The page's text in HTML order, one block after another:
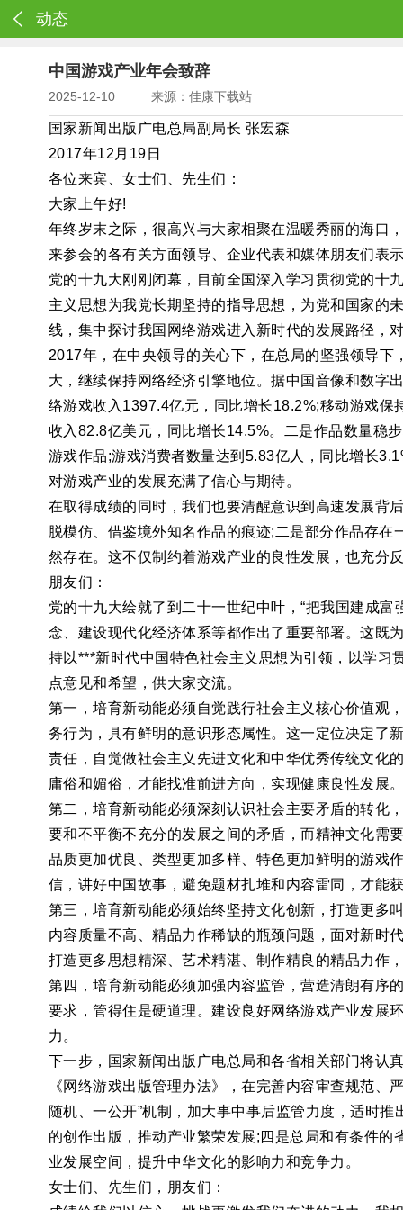
动态
中国游戏产业年会致辞
2025-12-10 来源：佳康下载站
国家新闻出版广电总局副局长 张宏森
2017年12月19日
各位来宾、女士们、先生们：
大家上午好!
年终岁末之际，很高兴与大家相聚在温暖秀丽的海口
来参会的各有关方面领导、企业代表和媒体朋友们表
党的十九大刚刚闭幕，目前全国深入学习贯彻党的十
主义思想为我党长期坚持的指导思想，为党和国家的
线，集中探讨我国网络游戏进入新时代的发展路径，
2017年，在中央领导的关心下，在总局的坚强领导
大，继续保持网络经济引擎地位。据中国音像和数字
络游戏收入1397.4亿元，同比增长18.2%;移动游戏保
收入82.8亿美元，同比增长14.5%。二是作品数量稳
游戏作品;游戏消费者数量达到5.83亿人，同比增长
对游戏产业的发展充满了信心与期待。
在取得成绩的同时，我们也要清醒意识到高速发展背
脱模仿、借鉴境外知名作品的痕迹;二是部分作品存
然存在。这不仅制约着游戏产业的良性发展，也充分
朋友们：
党的十九大绘就了到二十一世纪中叶，“把我国建成
念、建设现代化经济体系等都作出了重要部署。这既
持以***新时代中国特色社会主义思想为引领，以学
点意见和希望，供大家交流。
第一，培育新动能必须自觉践行社会主义核心价值观
务行为，具有鲜明的意识形态属性。这一定位决定了
责任，自觉做社会主义先进文化和中华优秀传统文化
庸俗和媚俗，才能找准前进方向，实现健康良性发展
第二，培育新动能必须深刻认识社会主要矛盾的转化
要和不平衡不充分的发展之间的矛盾，而精神文化需
品质更加优良、类型更加多样、特色更加鲜明的游戏
信，讲好中国故事，避免题材扎堆和内容雷同，才能
第三，培育新动能必须始终坚持文化创新，打造更多
内容质量不高、精品力作稀缺的瓶颈问题，面对新时
打造更多思想精深、艺术精湛、制作精良的精品力作
第四，培育新动能必须加强内容监管，营造清朗有序
要求，管得住是硬道理。建设良好网络游戏产业发展
力。
下一步，国家新闻出版广电总局和各省相关部门将认
《网络游戏出版管理办法》，在完善内容审查规范
随机、一公开”机制，加大事中事后监管力度，适时
的创作出版，推动产业繁荣发展;四是总局和有条件
业发展空间，提升中华文化的影响力和竞争力。
女士们、先生们，朋友们：